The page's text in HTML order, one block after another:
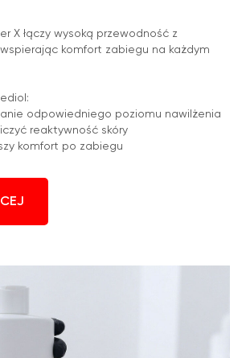
X łączy wysoką przewodność z
komfort zabiegu na każdym
odpowiedniego poziomu nawilżenia
reaktywność skóry
komfort po zabiegu